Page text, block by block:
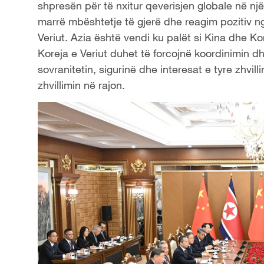
shpresën për të nxitur qeverisjen globale në
marrë mbështetje të gjerë dhe reagim pozitiv
Veriut. Azia është vendi ku palët si Kina dhe
Koreja e Veriut duhet të forcojnë koordinimin
sovranitetin, sigurinë dhe interesat e tyre
zhvillimin në rajon.